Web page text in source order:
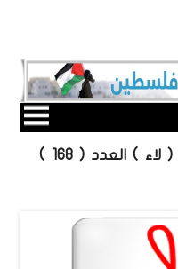
النسخة الالكترونية من صحيفة ( لاء ) العدد ( 168 )